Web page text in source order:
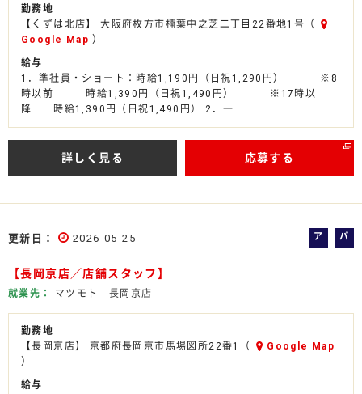
勤務地
【くずは北店】 大阪府枚方市楠葉中之芝二丁目22番地1号（
Google Map ）
給与
1．準社員・ショート：時給1,190円（日祝1,290円） ※8
時以前 時給1,390円（日祝1,490円） ※17時以
降 時給1,390円（日祝1,490円） 2．一…
詳しく見る 応募する
更新日 2026-05-25
ア
ル
パ
ー
【長岡京店／店舗スタッフ】
就業先 マツモト 長岡京店
勤務地
【長岡京店】 京都府長岡京市馬場図所22番1（
Google Map
）
給与